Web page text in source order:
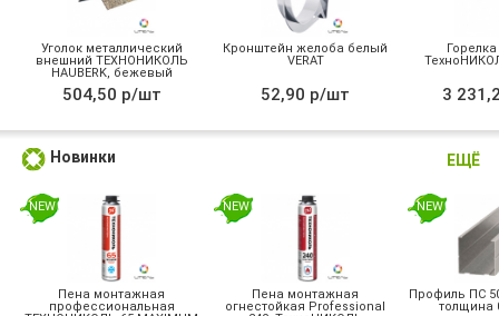
Уголок металлический
внешний ТЕХНОНИКОЛЬ
HAUBERK, бежевый
504,50 р/шт
Кронштейн желоба белый
VERAT
52,90 р/шт 3
ЕЩЁ
Новинки
NEW
Пена монтажная
профессиональная
NEW
Пена монтажная
огнестойкая Professional
NEW
Профиль ПС
толщина